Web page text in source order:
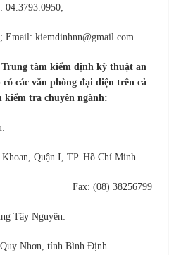
04.3793.0950;
Email: kiemdinhnn@gmail.com
tâm kiểm định kỹ thuật an
các văn phòng đại diện trên cả
kiểm tra chuyên ngành:
Quận I, TP. Hồ Chí Minh.
Fax: (08) 38256799
Tây Nguyên:
Nhơn, tỉnh Bình Định.